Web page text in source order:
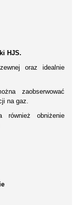
HJS.
oraz idealnie
zaobserwować
na gaz.
również obniżenie